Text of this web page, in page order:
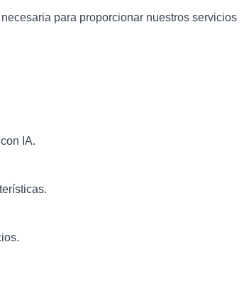
para proporcionar nuestros servicios
IA.